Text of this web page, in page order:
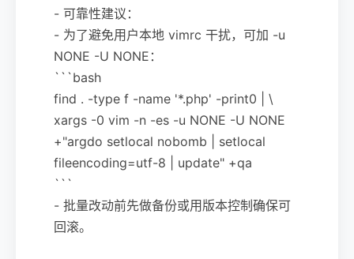
- 可靠性建议：
- 为了避免用户本地 vimrc 干扰，可加 -u
NONE -U NONE：
```bash
find . -type f -name '*.php' -print0 | \
xargs -0 vim -n -es -u NONE -U NONE
+"argdo setlocal nobomb | setlocal
fileencoding=utf-8 | update" +qa
```
- 批量改动前先做备份或用版本控制确保可
回滚。